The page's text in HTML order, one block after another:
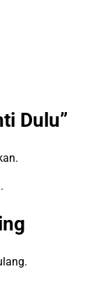
Dulu”